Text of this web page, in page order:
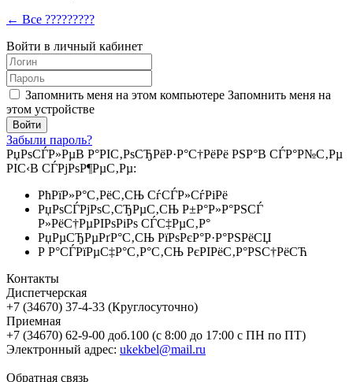
← Все ?????????
Войти в личный кабинет
Запомнить меня на этом компьютере Запомнить меня на
этом устройстве
Забыли пароль?
РџРѕСЃР»РµВ Р°РІС‚РѕСЂРёР·Р°С†РёРё РЅР°В СЃР°Р№С‚Рµ
РІС‹В СЃРјРѕР¶РµС‚Рµ:
РћРїР»Р°С‚РёС‚СЊ СѓСЃР»СѓРіРё
РџРѕСЃРјРѕС‚СЂРµС‚СЊ Р±Р°Р»Р°РЅСЃ
Р»РёС†РµРІРѕРіРѕ СЃС‡РµС‚Р°
РџРµСЂРµРґР°С‚СЊ РїРѕРєР°Р·Р°РЅРёСЏ
Р Р°СЃРїРµС‡Р°С‚Р°С‚СЊ РєРІРёС‚Р°РЅС†РёСЋ
Контакты
Диспетчерская
+7 (34670) 37-4-33 (Круглосуточно)
Приемная
+7 (34670) 62-9-00 доб.100 (с 8:00 до 17:00 с ПН по ПТ)
Электронный адрес: ukekbel@mail.ru
Обратная связь